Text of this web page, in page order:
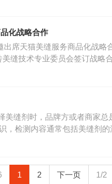
化战略合作
席天猫美缝服务商品化战略
缝技术专业委员会签订战略
缝剂时，品牌方或者商家总
，检测内容通常包括美缝剂
1 2 下一页 1/2